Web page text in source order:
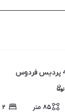
۸۵ متر ۲